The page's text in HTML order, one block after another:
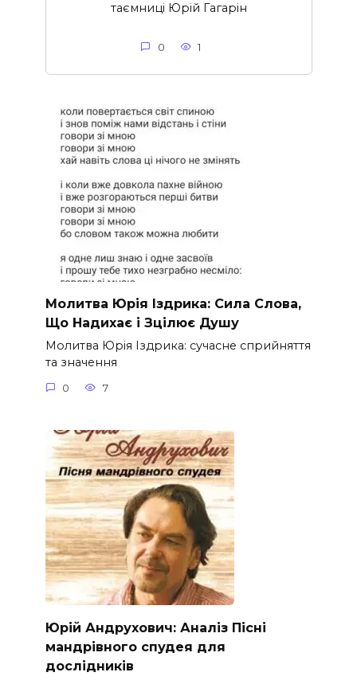
таємниці Юрій Гагарін
0 1
Молитва Юрія Іздрика: Сила Слова,
Що Надихає і Зцілює Душу
Молитва Юрія Іздрика: сучасне сприйняття
та значення
0 7
Юрій Андрухович: Аналіз Пісні
мандрівного спудея для
дослідників